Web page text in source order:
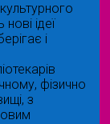
ідеї
і
фізично
з